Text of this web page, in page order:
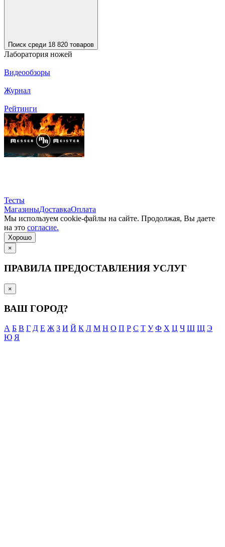
Поиск среди 18 820 товаров
Лаборатория ножей
Видеообзоры
Журнал
Рейтинги
Тесты
МагазиныДоставкаОплата
Мы используем cookie-файлы на сайте. Продолжая, Вы даете
на это согласие.
Хорошо
×
ПРАВИЛА ПРЕДОСТАВЛЕНИЯ УСЛУГ
×
ВАШ ГОРОД?
А Б В Г Д Е Ж З И Й К Л М Н О П Р С Т У Ф Х Ц Ч Ш Щ Э
Ю Я